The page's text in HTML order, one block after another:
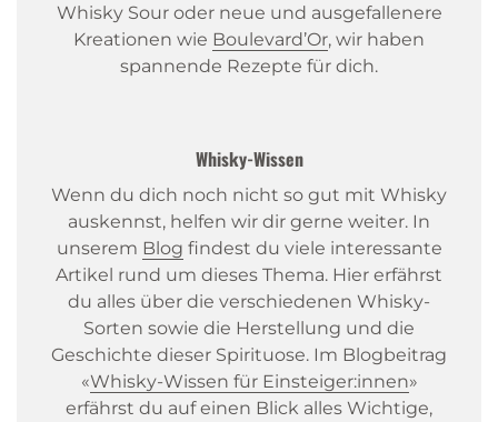
Whisky Sour oder neue und ausgefallenere
Kreationen wie Boulevard’Or, wir haben
spannende Rezepte für dich.
Whisky-Wissen
Wenn du dich noch nicht so gut mit Whisky
auskennst, helfen wir dir gerne weiter. In
unserem Blog findest du viele interessante
Artikel rund um dieses Thema. Hier erfährst
du alles über die verschiedenen Whisky-
Sorten sowie die Herstellung und die
Geschichte dieser Spirituose. Im Blogbeitrag
«Whisky-Wissen für Einsteiger:innen»
erfährst du auf einen Blick alles Wichtige,